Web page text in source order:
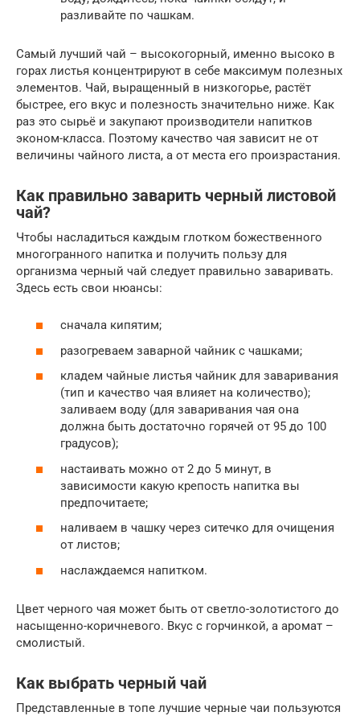
разливайте по чашкам.
Самый лучший чай – высокогорный, именно высоко в
горах листья концентрируют в себе максимум полезных
элементов. Чай, выращенный в низкогорье, растёт
быстрее, его вкус и полезность значительно ниже. Как
раз это сырьё и закупают производители напитков
эконом-класса. Поэтому качество чая зависит не от
величины чайного листа, а от места его произрастания.
Как правильно заварить черный листовой
чай?
Чтобы насладиться каждым глотком божественного
многогранного напитка и получить пользу для
организма черный чай следует правильно заваривать.
Здесь есть свои нюансы:
сначала кипятим;
разогреваем заварной чайник с чашками;
кладем чайные листья чайник для заваривания
(тип и качество чая влияет на количество);
заливаем воду (для заваривания чая она
должна быть достаточно горячей от 95 до 100
градусов);
настаивать можно от 2 до 5 минут, в
зависимости какую крепость напитка вы
предпочитаете;
наливаем в чашку через ситечко для очищения
от листов;
наслаждаемся напитком.
Цвет черного чая может быть от светло-золотистого до
насыщенно-коричневого. Вкус с горчинкой, а аромат –
смолистый.
Как выбрать черный чай
Представленные в топе лучшие черные чаи пользуются